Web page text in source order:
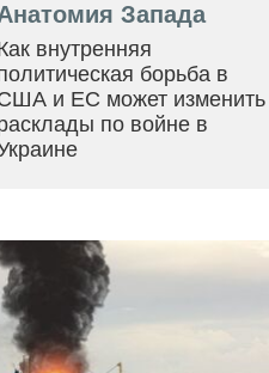
Запада
внутренняя
борьба в
и ЕС может изменить
по войне в